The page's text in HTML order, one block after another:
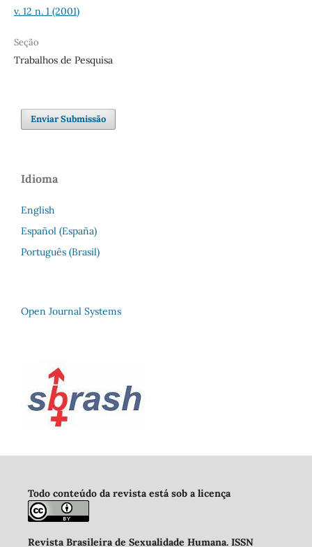
v. 12 n. 1 (2001)
Seção
Trabalhos de Pesquisa
Enviar Submissão
Idioma
English
Español (España)
Português (Brasil)
Open Journal Systems
Todo conteúdo da revista está sob a licença
Revista Brasileira de Sexualidade Humana. ISSN